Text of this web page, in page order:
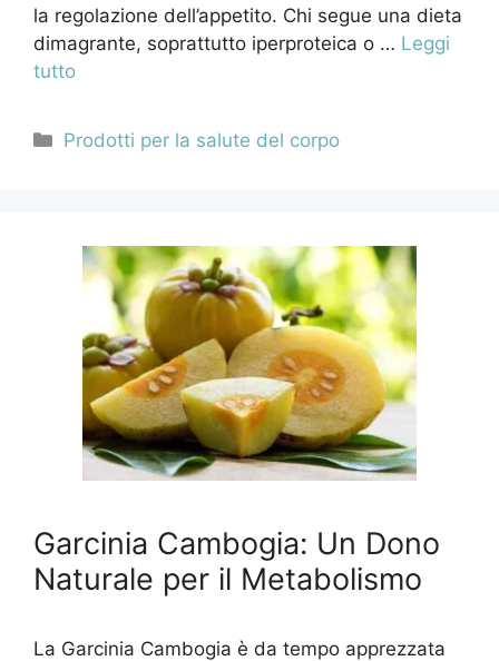
la regolazione dell’appetito. Chi segue una dieta
dimagrante, soprattutto iperproteica o … Leggi
tutto
Categorie
Prodotti per la salute del corpo
Garcinia Cambogia: Un Dono
Naturale per il Metabolismo
La Garcinia Cambogia è da tempo apprezzata